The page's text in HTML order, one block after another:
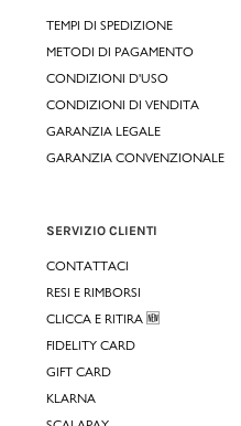
TEMPI DI SPEDIZIONE
METODI DI PAGAMENTO
CONDIZIONI D'USO
CONDIZIONI DI VENDITA
GARANZIA LEGALE
GARANZIA CONVENZIONALE
SERVIZIO CLIENTI
CONTATTACI
RESI E RIMBORSI
CLICCA E RITIRA 🆕
FIDELITY CARD
GIFT CARD
KLARNA